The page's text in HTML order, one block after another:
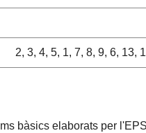
2, 3, 4, 5, 1, 7, 8, 9, 6, 13,
bàsics elaborats per